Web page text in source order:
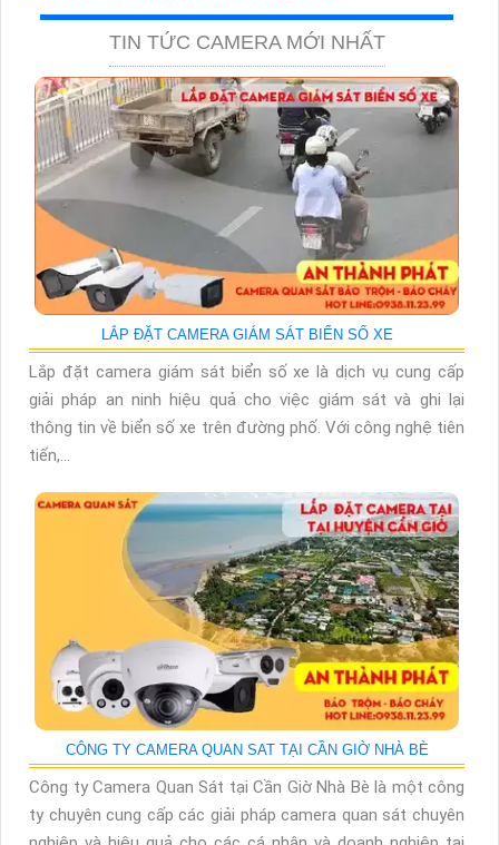
TIN TỨC CAMERA MỚI NHẤT
LẮP ĐẶT CAMERA GIÁM SÁT BIỂN SỐ XE
Lắp đặt camera giám sát biển số xe là dịch vụ cung cấp
giải pháp an ninh hiệu quả cho việc giám sát và ghi lại
thông tin về biển số xe trên đường phố. Với công nghệ tiên
tiến,...
CÔNG TY CAMERA QUAN SAT TẠI CẦN GIỜ NHÀ BÈ
Công ty Camera Quan Sát tại Cần Giờ Nhà Bè là một công
ty chuyên cung cấp các giải pháp camera quan sát chuyên